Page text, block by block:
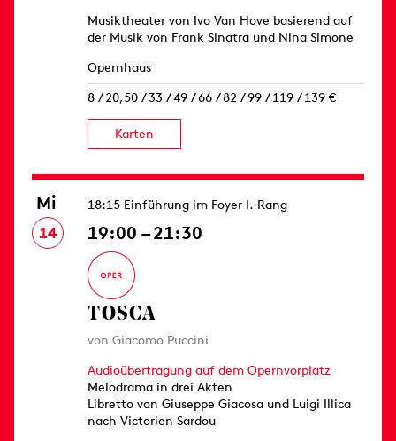
Musiktheater von Ivo Van Hove basierend auf
der Musik von Frank Sinatra und Nina Simone
Opernhaus
8 / 20,50 / 33 / 49 / 66 / 82 / 99 / 119 / 139 €
Karten
Mi
14
18:15 Einführung im Foyer I. Rang
19:00 – 21:30
TOSCA
von Giacomo Puccini
Audioübertragung auf dem Opernvorplatz
Melodrama in drei Akten
Libretto von Giuseppe Giacosa und Luigi Illica
nach Victorien Sardou